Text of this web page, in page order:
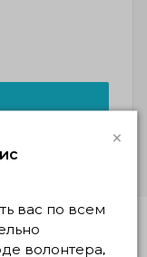
×
вас по всем
волонтера,